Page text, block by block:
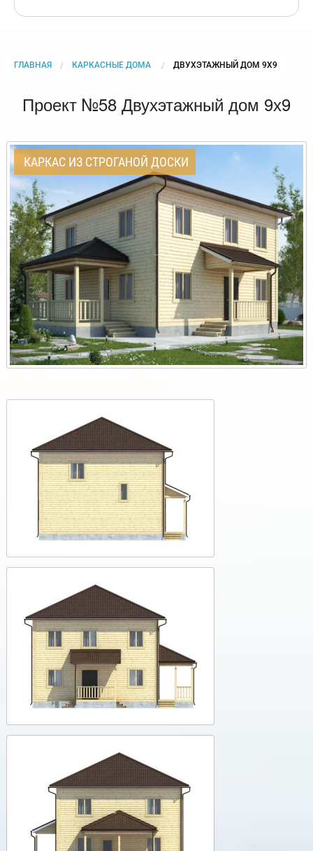
ГЛАВНАЯ КАРКАСНЫЕ ДОМА CURRENT:
ДВУХЭТАЖНЫЙ ДОМ 9Х9
Проект №58 Двухэтажный дом 9х9
КАРКАС ИЗ СТРОГАНОЙ ДОСКИ